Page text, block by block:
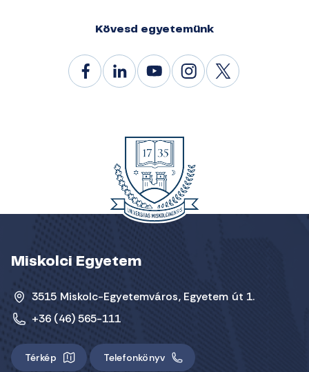
Kövesd egyetemünk
Miskolci Egyetem
3515 Miskolc-Egyetemváros, Egyetem út 1.
+36 (46) 565-111
Térkép Telefonkönyv